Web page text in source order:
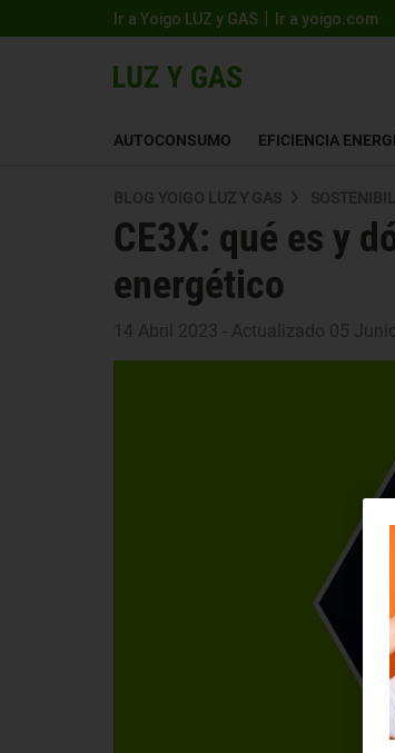
Ir a Yoigo LUZ y GAS Ir a yoigo.com
AUTOCONSUMO EFICIENCIA
BLOG YOIGO LUZ Y GAS
CE3X: qué es y
energético
14 Abril 2023 - Actualizado 05